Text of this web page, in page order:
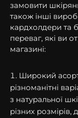
замовити
також інші
кардхолдери та
переваг, які ви
магазині:
Широкий
різноманітні
з натуральної
різних розмірів,